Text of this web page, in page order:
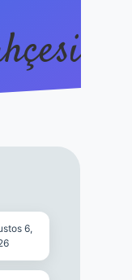
6,
en güvenilir